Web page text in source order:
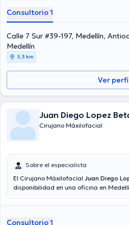
Consultorio 1
Calle 7 Sur #39-197, Medellín,
Medellín
5,3 km
Ver
Juan Diego Lopez
Cirujano Máxilofacial
Sobre el especialista
El Cirujano Máxilofacial Juan Diego
disponibilidad en una oficina en
su área de especialidad. El
Consultorio 1